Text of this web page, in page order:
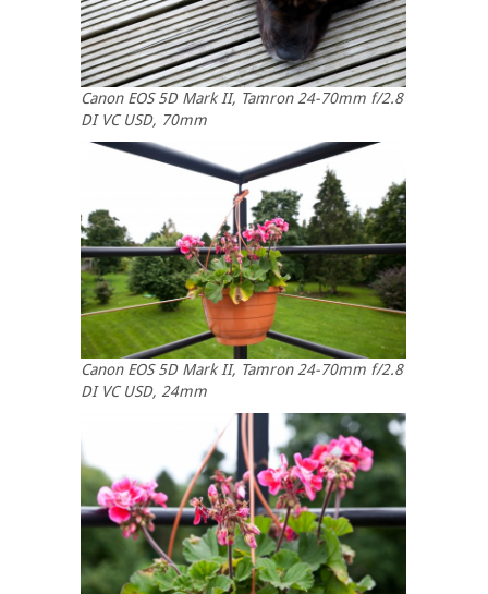
Canon EOS 5D Mark II, Tamron 24-70mm f/2.8
DI VC USD, 70mm
Canon EOS 5D Mark II, Tamron 24-70mm f/2.8
DI VC USD, 24mm